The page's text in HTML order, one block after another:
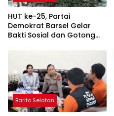
HUT ke-25, Partai
Demokrat Barsel Gelar
Bakti Sosial dan Gotong
Ashfiya
Barito Selatan